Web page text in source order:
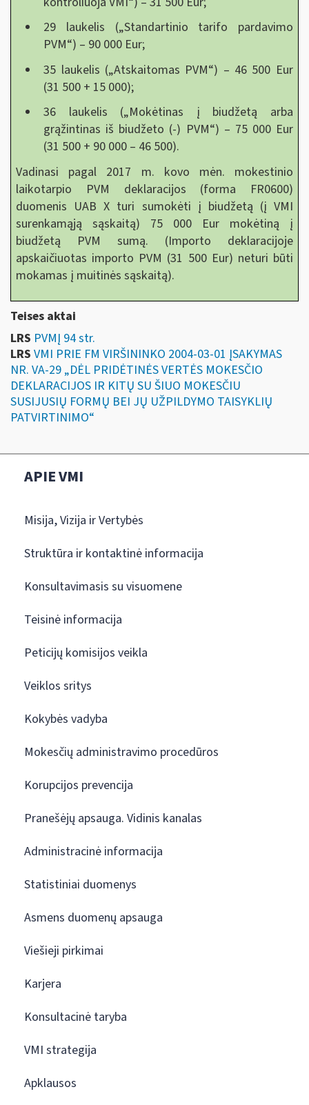
29 laukelis („Standartinio tarifo pardavimo
PVM“) – 90 000 Eur;
35 laukelis („Atskaitomas PVM“) – 46 500 Eur
(31 500 + 15 000);
36 laukelis („Mokėtinas į biudžetą arba
grąžintinas iš biudžeto (-) PVM“) – 75 000 Eur
(31 500 + 90 000 – 46 500).
Vadinasi pagal 2017 m. kovo mėn. mokestinio
laikotarpio PVM deklaracijos (forma FR0600)
duomenis UAB X turi sumokėti į biudžetą (į VMI
surenkamąją sąskaitą) 75 000 Eur mokėtiną į
biudžetą PVM sumą. (Importo deklaracijoje
apskaičiuotas importo PVM (31 500 Eur) neturi būti
mokamas į muitinės sąskaitą).
Teises aktai
LRS PVMĮ 94 str.
LRS VMI PRIE FM VIRŠININKO 2004-03-01 ĮSAKYMAS
NR. VA-29 „DĖL PRIDĖTINĖS VERTĖS MOKESČIO
DEKLARACIJOS IR KITŲ SU ŠIUO MOKESČIU
SUSIJUSIŲ FORMŲ BEI JŲ UŽPILDYMO TAISYKLIŲ
PATVIRTINIMO“
APIE VMI
Misija, Vizija ir Vertybės
Struktūra ir kontaktinė informacija
Konsultavimasis su visuomene
Teisinė informacija
Peticijų komisijos veikla
Veiklos sritys
Kokybės vadyba
Mokesčių administravimo procedūros
Korupcijos prevencija
Pranešėjų apsauga. Vidinis kanalas
Administracinė informacija
Statistiniai duomenys
Asmens duomenų apsauga
Viešieji pirkimai
Karjera
Konsultacinė taryba
VMI strategija
Apklausos